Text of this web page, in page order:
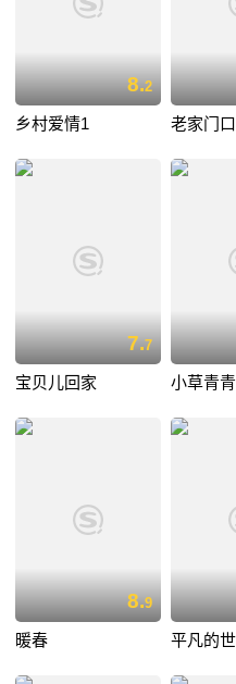
8.2
乡村爱情1 老家门
7.7
宝贝儿回家 小草青青
8.9
暖春 平凡的